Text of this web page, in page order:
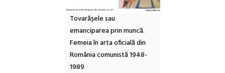
Tovarășele sau
emanciparea prin muncă.
Femeia în arta oficială din
România comunistă 1948-
1989